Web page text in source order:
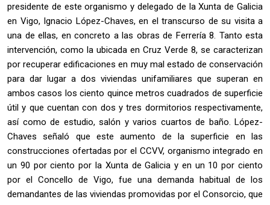
presidente de este organismo y delegado de la Xunta de Galicia
en Vigo, Ignacio López-Chaves, en el transcurso de su visita a
una de ellas, en concreto a las obras de Ferrería 8. Tanto esta
intervención, como la ubicada en Cruz Verde 8, se caracterizan
por recuperar edificaciones en muy mal estado de conservación
para dar lugar a dos viviendas unifamiliares que superan en
ambos casos los ciento quince metros cuadrados de superficie
útil y que cuentan con dos y tres dormitorios respectivamente,
así como de estudio, salón y varios cuartos de baño. López-
Chaves señaló que este aumento de la superficie en las
construcciones ofertadas por el CCVV, organismo integrado en
un 90 por ciento por la Xunta de Galicia y en un 10 por ciento
por el Concello de Vigo, fue una demanda habitual de los
demandantes de las viviendas promovidas por el Consorcio, que